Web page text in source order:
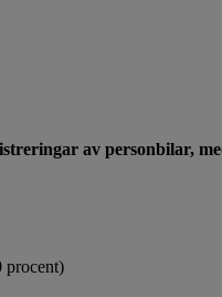
av personbilar,
procent)